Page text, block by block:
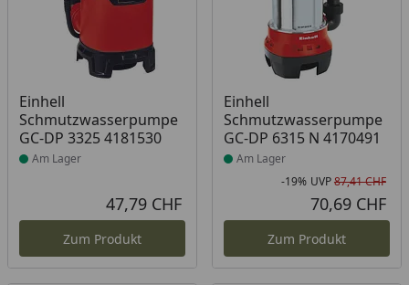
Einhell
Schmutzwasserpumpe
GC-DP 3325 4181530
Produkt am Lager
Am Lager
47,79 CHF
Zum Produkt
Einhell
Schmutzwasserpumpe
GC-DP 6315 N 4170491
Produkt am Lager
Am Lager
-19% UVP87,41 CHF
70,69 CHF
Zum Produkt